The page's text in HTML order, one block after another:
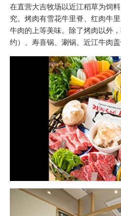
在直营大吉牧场以近江稻草为饲
究。烤肉有雪花牛里脊、红肉牛
牛肉的上等美味。除了烤肉以外
约）、寿喜锅、涮锅、近江牛肉盖